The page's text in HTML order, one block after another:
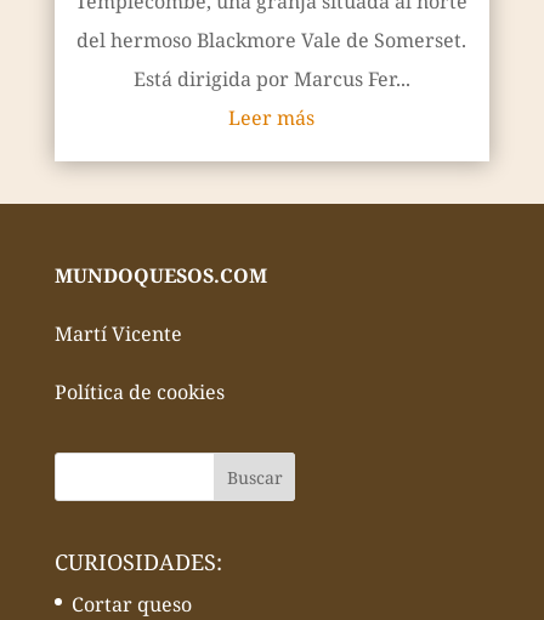
del hermoso Blackmore Vale de Somerset.
Está dirigida por Marcus Fer...
Leer más
MUNDOQUESOS.COM
Martí Vicente
Política de cookies
CURIOSIDADES:
Cortar queso